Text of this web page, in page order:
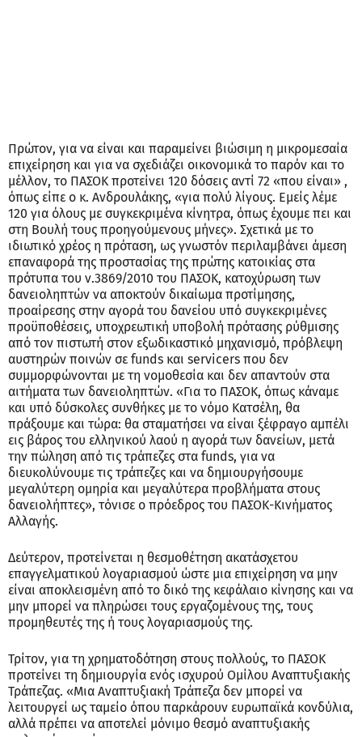
Πρώτον, για να είναι και παραμείνει βιώσιμη η μικρομεσαία
επιχείρηση και για να σχεδιάζει οικονομικά το παρόν και το
μέλλον, το ΠΑΣΟΚ προτείνει 120 δόσεις αντί 72 «που είναι» ,
όπως είπε ο κ. Ανδρουλάκης, «για πολύ λίγους. Εμείς λέμε
120 για όλους με συγκεκριμένα κίνητρα, όπως έχουμε πει και
στη Βουλή τους προηγούμενους μήνες». Σχετικά με το
ιδιωτικό χρέος η πρόταση, ως γνωστόν περιλαμβάνει άμεση
επαναφορά της προστασίας της πρώτης κατοικίας στα
πρότυπα του ν.3869/2010 του ΠΑΣΟΚ, κατοχύρωση των
δανειοληπτών να αποκτούν δικαίωμα προτίμησης,
προαίρεσης στην αγορά του δανείου υπό συγκεκριμένες
προϋποθέσεις, υποχρεωτική υποβολή πρότασης ρύθμισης
από τον πιστωτή στον εξωδικαστικό μηχανισμό, πρόβλεψη
αυστηρών ποινών σε funds και servicers που δεν
συμμορφώνονται με τη νομοθεσία και δεν απαντούν στα
αιτήματα των δανειοληπτών. «Για το ΠΑΣΟΚ, όπως κάναμε
και υπό δύσκολες συνθήκες με το νόμο Κατσέλη, θα
πράξουμε και τώρα: θα σταματήσει να είναι ξέφραγο αμπέλι
εις βάρος του ελληνικού λαού η αγορά των δανείων, μετά
την πώληση από τις τράπεζες στα funds, για να
διευκολύνουμε τις τράπεζες και να δημιουργήσουμε
μεγαλύτερη ομηρία και μεγαλύτερα προβλήματα στους
δανειολήπτες», τόνισε ο πρόεδρος του ΠΑΣΟΚ-Κινήματος
Αλλαγής.
Δεύτερον, προτείνεται η θεσμοθέτηση ακατάσχετου
επαγγελματικού λογαριασμού ώστε μια επιχείρηση να μην
είναι αποκλεισμένη από το δικό της κεφάλαιο κίνησης και να
μην μπορεί να πληρώσει τους εργαζομένους της, τους
προμηθευτές της ή τους λογαριασμούς της.
Τρίτον, για τη χρηματοδότηση στους πολλούς, το ΠΑΣΟΚ
προτείνει τη δημιουργία ενός ισχυρού Ομίλου Αναπτυξιακής
Τράπεζας. «Μια Αναπτυξιακή Τράπεζα δεν μπορεί να
λειτουργεί ως ταμείο όπου παρκάρουν ευρωπαϊκά κονδύλια,
αλλά πρέπει να αποτελεί μόνιμο θεσμό αναπτυξιακής